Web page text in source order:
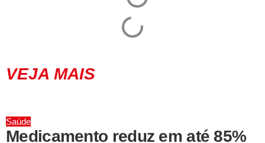
VEJA MAIS
Saúde
Medicamento reduz em até 85%